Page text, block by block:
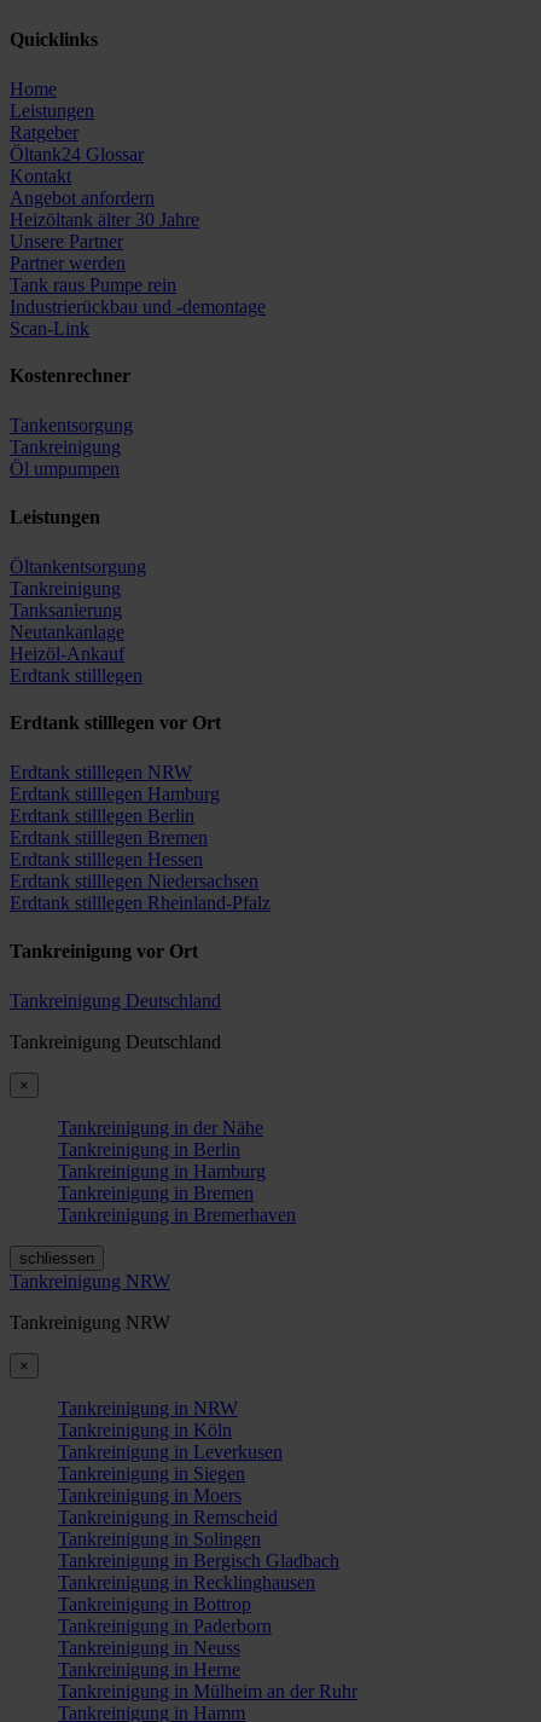
Quicklinks
Home
Leistungen
Ratgeber
Öltank24 Glossar
Kontakt
Angebot anfordern
Heizöltank älter 30 Jahre
Unsere Partner
Partner werden
Tank raus Pumpe rein
Industrierückbau und -demontage
Scan-Link
Kostenrechner
Tankentsorgung
Tankreinigung
Öl umpumpen
Leistungen
Öltankentsorgung
Tankreinigung
Tanksanierung
Neutankanlage
Heizöl-Ankauf
Erdtank stilllegen
Erdtank stilllegen vor Ort
Erdtank stilllegen NRW
Erdtank stilllegen Hamburg
Erdtank stilllegen Berlin
Erdtank stilllegen Bremen
Erdtank stilllegen Hessen
Erdtank stilllegen Niedersachsen
Erdtank stilllegen Rheinland-Pfalz
Tankreinigung vor Ort
Tankreinigung Deutschland
Tankreinigung Deutschland
×
Tankreinigung in der Nähe
Tankreinigung in Berlin
Tankreinigung in Hamburg
Tankreinigung in Bremen
Tankreinigung in Bremerhaven
schliessen
Tankreinigung NRW
Tankreinigung NRW
×
Tankreinigung in NRW
Tankreinigung in Köln
Tankreinigung in Leverkusen
Tankreinigung in Siegen
Tankreinigung in Moers
Tankreinigung in Remscheid
Tankreinigung in Solingen
Tankreinigung in Bergisch Gladbach
Tankreinigung in Recklinghausen
Tankreinigung in Bottrop
Tankreinigung in Paderborn
Tankreinigung in Neuss
Tankreinigung in Herne
Tankreinigung in Mülheim an der Ruhr
Tankreinigung in Hamm